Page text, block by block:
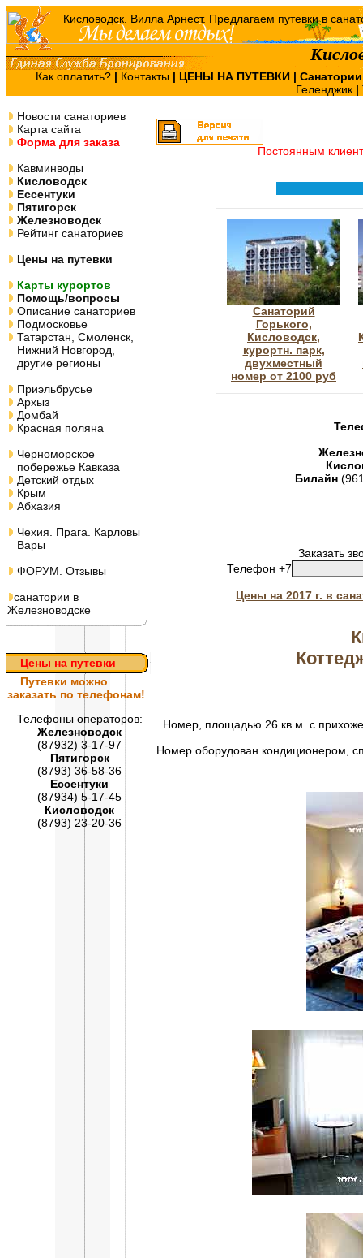
Как оплатить? | Контакты | ЦЕНЫ НА ПУТЕВКИ |
Геленджик |
Новости санаториев
Карта сайта
Форма для заказа
Кавминводы
Кисловодск
Ессентуки
Пятигорск
Железноводск
Рейтинг санаториев
Цены на путевки
Карты курортов
Помощь/вопросы
Описание санаториев
Подмосковье
Татарстан, Смоленск,
Нижний Новгород,
другие регионы
Приэльбрусье
Архыз
Домбай
Красная поляна
Черноморское
побережье Кавказа
Детский отдых
Крым
Абхазия
Чехия. Прага. Карловы
Вары
ФОРУМ. Отзывы
санатории в
Железноводске
Цены на путевки
Путевки можно
заказать по телефонам!
Телефоны операторов:
Железноводск
(87932) 3-17-97
Пятигорск
(8793) 36-58-36
Ессентуки
(87934) 5-17-45
Кисловодск
(8793) 23-20-36
Постоянным
Санаторий
Горького,
Кисловодск,
курортн. парк,
двухместный
номер от 2100 руб
Билайн
Заказать
Телефон +7
Цены на 2017 г. в
Номер, площадью 26 кв.м. с
Номер оборудован кондиционером,